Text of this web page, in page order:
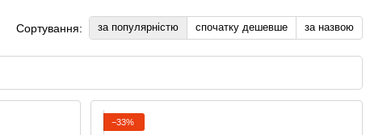
Сортування: за популярністю спочатку дешевше за назвою
−33%